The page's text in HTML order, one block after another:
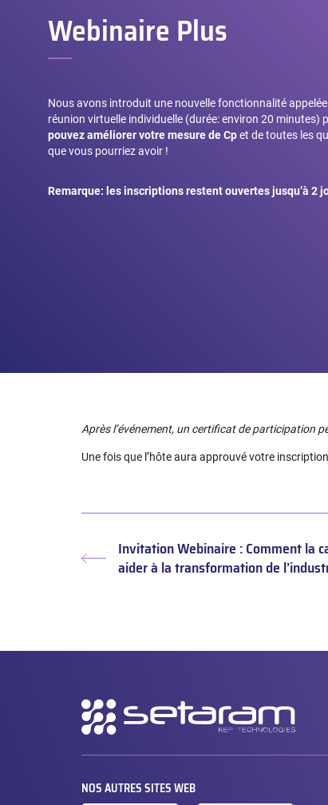
Webinaire Plus
Nous avons introduit une nouvelle fonctionnalité appelée
réunion virtuelle individuelle (durée:environ 20 minutes)
pouvez améliorer votre mesure de Cpet de toutes les
que vous pourriez avoir !
Remarque: les inscriptions restent ouvertes jusqu’à 2
Après l’événement, un certificat de participation
Une fois que l’hôte aura approuvé votre
Article
Invitation Webinaire : Comment la
aider à la transformation de
Navigation
secondaire
NOS AUTRES SITES WEB